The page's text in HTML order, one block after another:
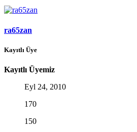
ra65zan
Kayıtlı Üye
Kayıtlı Üyemiz
Eyl 24, 2010
170
150